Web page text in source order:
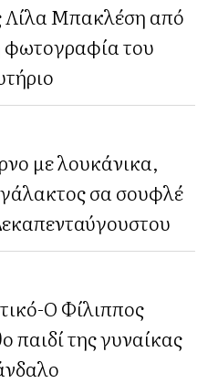
Λίλα Μπακλέση από
του
με λουκάνικα,
γάλακτος σα σουφλέ
Ο Φίλιππος
παιδί της γυναίκας